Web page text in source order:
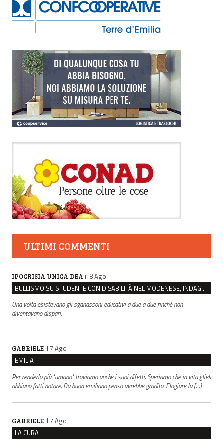
ULTIMI COMMENTI
IPOCRISIA UNICA DEA il 8 Ago
BULLISMO SU STUDENTE CON DISABILITÀ NEL MODENESE, INDAGATI DUE RAGAZZI DI 16 ANNI
Una volta esistevano gli sganassoni educativi a due a due finché non
diventavano dispari.
GABRIELE il 7 Ago
EMILIA
Per renderlo più "umano" troviamo anche i suoi difetti. Speriamo che in vita glieli
abbiano fatti notare. Da buon emiliano penso avrebbe gradito. Elogiare la […]
GABRIELE il 7 Ago
LA CURA